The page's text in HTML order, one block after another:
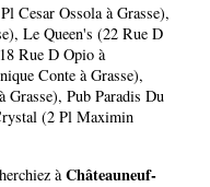
Cesar Ossola à Grasse),
, Le Queen's (22 Rue D
Rue D Opio à
Conte à Grasse),
Grasse), Pub Paradis Du
(2 Pl Maximin
àChâteauneuf-